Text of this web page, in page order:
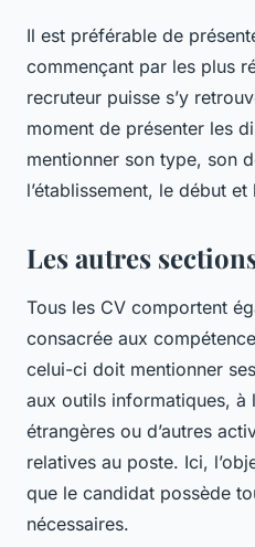
Il est préférable de
commençant par les plus
recruteur puisse s’y
moment de présenter les
mentionner son type, son
l’établissement, le début
Les autres
Tous les CV comportent
consacrée aux
celui-ci doit mentionner
aux outils informatiques, à
étrangères ou d’autres
relatives au poste. Ici,
que le candidat possède
nécessaires.